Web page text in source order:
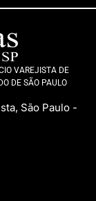
VAREJISTA DE
DE SÃO PAULO
São Paulo -